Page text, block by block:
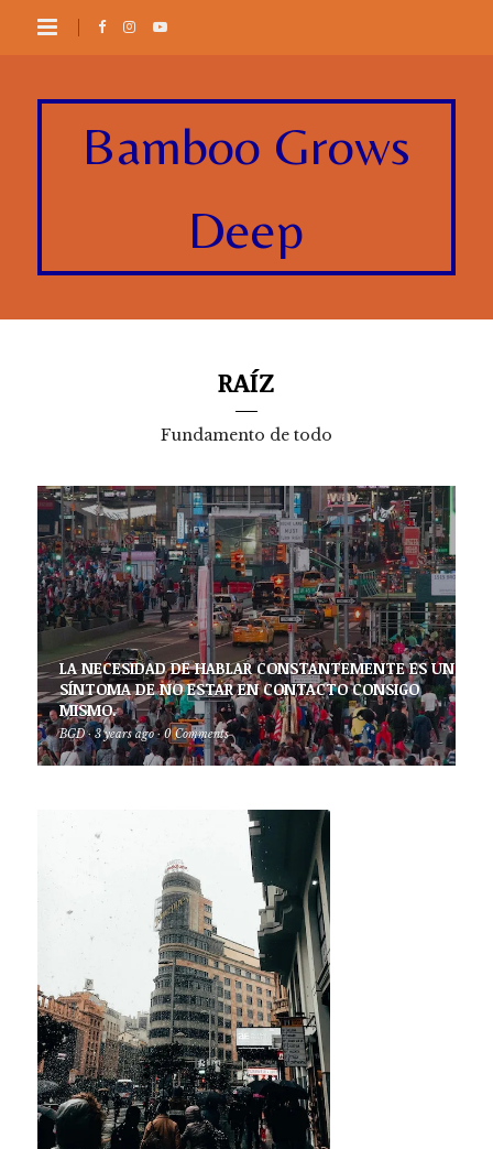
Bamboo Grows
Deep
RAÍZ
Fundamento de todo
LA NECESIDAD DE HABLAR CONSTANTEMENTE ES UN
SÍNTOMA DE NO ESTAR EN CONTACTO CONSIGO
MISMO.
BGD · 3 years ago · 0 Comments